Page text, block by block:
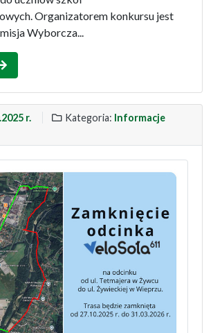
Organizatorem konkursu jest
Wyborcza...
r. Kategoria: Informacje